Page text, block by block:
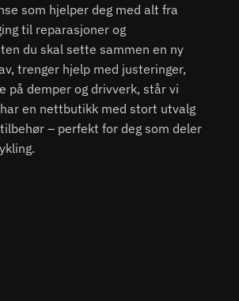
som hjelper deg med alt fra
til reparasjoner og
du skal sette sammen en ny
trenger hjelp med justeringer,
på demper og drivverk, står vi
en nettbutikk med stort utvalg
– perfekt for deg som deler